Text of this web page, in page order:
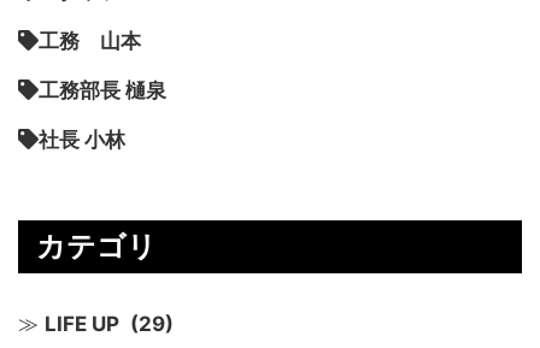
工務 山本
工務部長 樋泉
社長 小林
カテゴリ
LIFE UP (29)